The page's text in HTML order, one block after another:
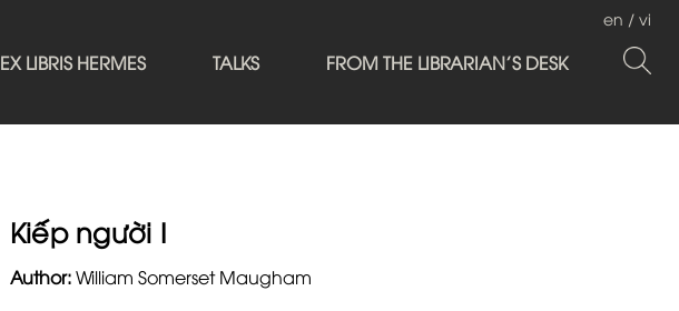
EX LIBRIS HERMES TALKS FROM THE LIBRARIAN'S DESK
en / vi
Kiếp người I
Author:William Somerset Maugham